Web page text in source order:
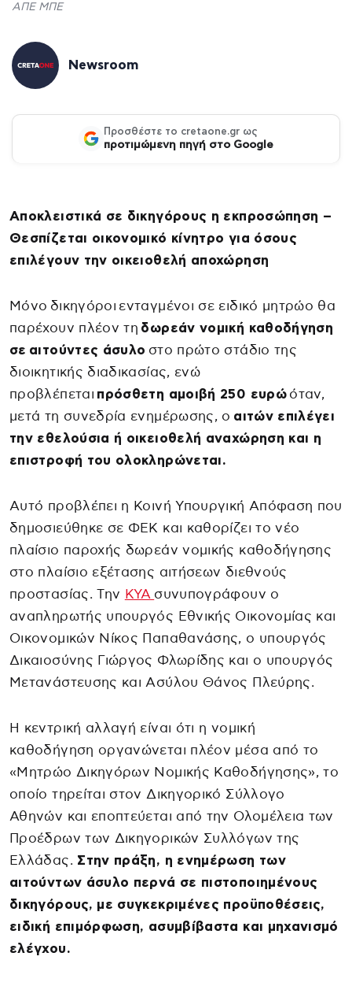
ΑΠΕ ΜΠΕ
Newsroom
Προσθέστε το cretaone.gr ως
προτιμώμενη πηγή στο Google
Αποκλειστικά σε δικηγόρους η εκπροσώπηση –
Θεσπίζεται οικονομικό κίνητρο για όσους
επιλέγουν την οικειοθελή αποχώρηση
Μόνο δικηγόροι ενταγμένοι σε ειδικό μητρώο θα
παρέχουν πλέον τη δωρεάν νομική καθοδήγηση
σε αιτούντες άσυλο στο πρώτο στάδιο της
διοικητικής διαδικασίας, ενώ
προβλέπεται πρόσθετη αμοιβή 250 ευρώόταν,
μετά τη συνεδρία ενημέρωσης, ο αιτών επιλέγει
την εθελούσια ή οικειοθελή αναχώρηση και η
επιστροφή του ολοκληρώνεται.
Αυτό προβλέπει η Κοινή Υπουργική Απόφαση που
δημοσιεύθηκε σε ΦΕΚ και καθορίζει το νέο
πλαίσιο παροχής δωρεάν νομικής καθοδήγησης
στο πλαίσιο εξέτασης αιτήσεων διεθνούς
προστασίας. Την ΚΥΑ συνυπογράφουν ο
αναπληρωτής υπουργός Εθνικής Οικονομίας και
Οικονομικών Νίκος Παπαθανάσης, ο υπουργός
Δικαιοσύνης Γιώργος Φλωρίδης και ο υπουργός
Μετανάστευσης και Ασύλου Θάνος Πλεύρης.
Η κεντρική αλλαγή είναι ότι η νομική
καθοδήγηση οργανώνεται πλέον μέσα από το
«Μητρώο Δικηγόρων Νομικής Καθοδήγησης», το
οποίο τηρείται στον Δικηγορικό Σύλλογο
Αθηνών και εποπτεύεται από την Ολομέλεια των
Προέδρων των Δικηγορικών Συλλόγων της
Ελλάδας. Στην πράξη, η ενημέρωση των
αιτούντων άσυλο περνά σε πιστοποιημένους
δικηγόρους, με συγκεκριμένες προϋποθέσεις,
ειδική επιμόρφωση, ασυμβίβαστα και μηχανισμό
ελέγχου.